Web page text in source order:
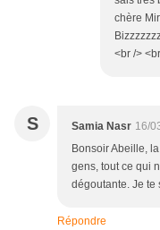
chère
<br />
S Samia Nasr 16/
Bonsoir Abeille,
gens, tout ce qui
dégoutante. Je te
Répondre